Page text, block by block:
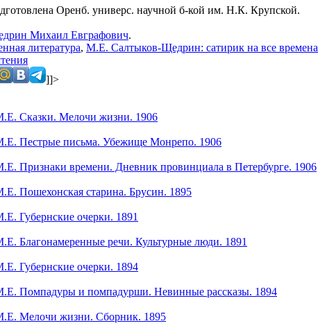
Оренб. универс. научной б-кой им. Н.К. Крупской.
Михаил Евграфович.
литература, М.Е. Салтыков-Щедрин: сатирик на все времена
]]>
Сказки. Мелочи жизни. 1906
Пестрые письма. Убежище Монрепо. 1906
Признаки времени. Дневник провинциала в Петербурге. 1906
Пошехонская старина. Брусин. 1895
Губернские очерки. 1891
Благонамеренные речи. Культурные люди. 1891
Губернские очерки. 1894
Помпадуры и помпадурши. Невинные рассказы. 1894
Мелочи жизни. Сборник. 1895